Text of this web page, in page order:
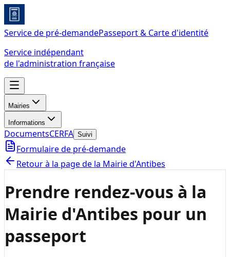
Service de pré-demandePasseport & Carte d'identité
Service indépendant
de l'administration française
Mairies
Informations
DocumentsCERFA Suivi
Formulaire de pré-demande
Retour à la page de la Mairie d'Antibes
Prendre rendez-vous à la
Mairie d'Antibes pour un
passeport